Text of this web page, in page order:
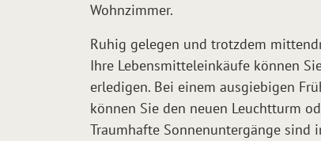
Wohnzimmer.
Ruhig gelegen und trotzdem
Ihre Lebensmitteleinkäufe können
erledigen. Bei einem ausgiebigen
können Sie den neuen Leuchtturm
Traumhafte Sonnenuntergänge sind